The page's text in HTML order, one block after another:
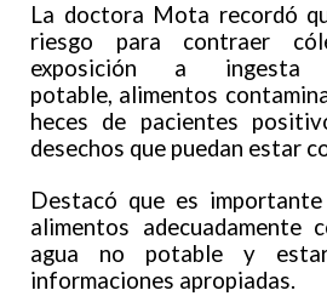
La doctora Mota recordó
riesgo para contraer
exposición a
potable, alimentos
heces de pacientes
desechos que puedan estar
Destacó que es
alimentos adecuadamente
agua no potable y
informaciones apropiadas.